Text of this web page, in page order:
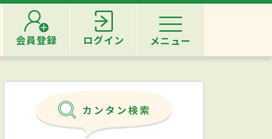
会員登録 ログイン メニュー